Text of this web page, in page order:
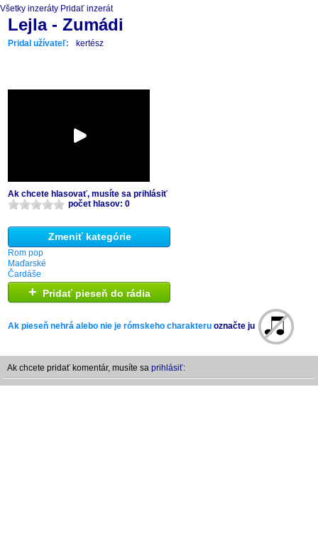
Všetky inzeráty Pridať inzerát
Lejla - Zumádi
Pridal užívateľ: kertész
Ak chcete hlasovať, musíte sa prihlásiť
počet hlasov: 0
Zmeniť kategórie
Rom pop
Maďarské
Čardáše
+ Pridať pieseň do rádia
Ak pieseň nehrá alebo nie je rómskeho charakteru označte ju
Ak chcete pridať komentár, musíte sa prihlásiť: